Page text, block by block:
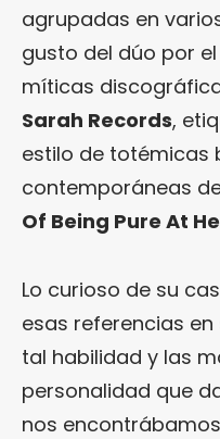
agrupadas en
gusto del dúo por
míticas
Sarah Records,
estilo de totémicas
contemporáneas
Of Being Pure At
Lo curioso de su
esas referencias
tal habilidad y las
personalidad que
nos